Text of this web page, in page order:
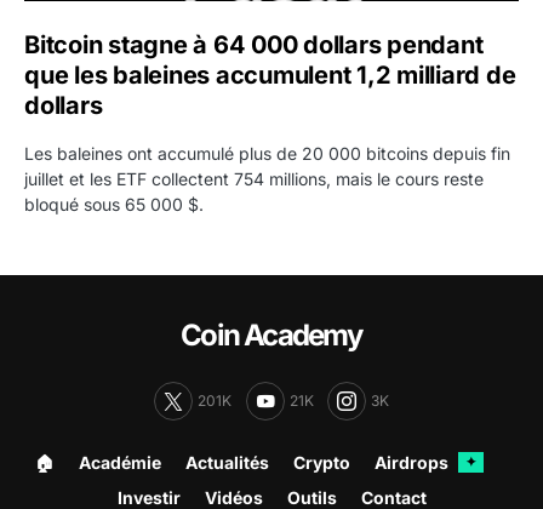
Bitcoin stagne à 64 000 dollars pendant
que les baleines accumulent 1,2 milliard de
dollars
Les baleines ont accumulé plus de 20 000 bitcoins depuis fin
juillet et les ETF collectent 754 millions, mais le cours reste
bloqué sous 65 000 $.
Coin Academy
201K 21K 3K
🏠︎ Académie Actualités Crypto Airdrops ✦
Investir Vidéos Outils Contact